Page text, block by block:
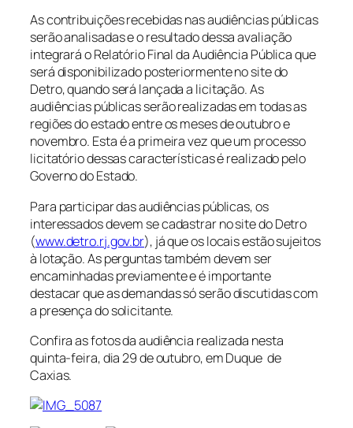
As contribuições recebidas nas audiências públicas
serão analisadas e o resultado dessa avaliação
integrará o Relatório Final da Audiência Pública que
será disponibilizado posteriormente no site do
Detro, quando será lançada a licitação. As
audiências públicas serão realizadas em todas as
regiões do estado entre os meses de outubro e
novembro. Esta é a primeira vez que um processo
licitatório dessas características é realizado pelo
Governo do Estado.
Para participar das audiências públicas, os
interessados devem se cadastrar no site do Detro
(www.detro.rj.gov.br), já que os locais estão sujeitos
à lotação. As perguntas também devem ser
encaminhadas previamente e é importante
destacar que as demandas só serão discutidas com
a presença do solicitante.
Confira as fotos da audiência realizada nesta
quinta-feira, dia 29 de outubro, em Duque de
Caxias.